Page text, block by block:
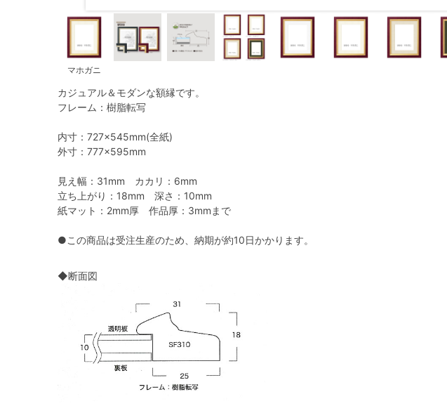
マホガニ
カジュアル＆モダンな額縁です。
フレーム：樹脂転写
内寸：727×545mm(全紙)
外寸：777×595mm
見え幅：31mm カカリ：6mm
立ち上がり：18mm 深さ：10mm
紙マット：2mm厚 作品厚：3mmまで
●この商品は受注生産のため、納期が約10日かかります。
◆断面図